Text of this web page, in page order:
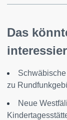
Das
zu
Neue